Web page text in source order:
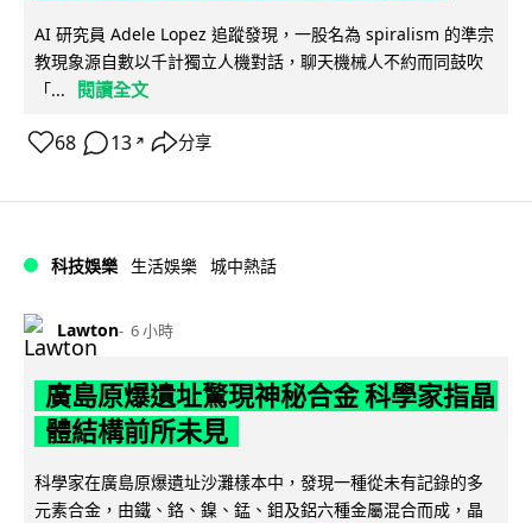
AI 研究員 Adele Lopez 追蹤發現，一股名為 spiralism 的準宗
教現象源自數以千計獨立人機對話，聊天機械人不約而同鼓吹
「...
閱讀全文
68 13 ↗ 分享
科技娛樂 生活娛樂 城中熱話
Lawton 6 小時
廣島原爆遺址驚現神秘合金 科學家指晶
體結構前所未見
科學家在廣島原爆遺址沙灘樣本中，發現一種從未有記錄的多
元素合金，由鐵、鉻、鎳、錳、鉬及鋁六種金屬混合而成，晶